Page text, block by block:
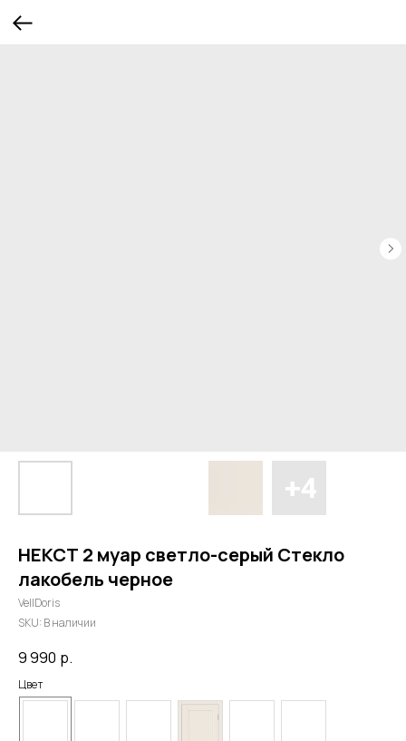
НЕКСТ 2 муар светло-серый Стекло
лакобель черное
VellDoris
SKU: В наличии
9 990 р.
Цвет